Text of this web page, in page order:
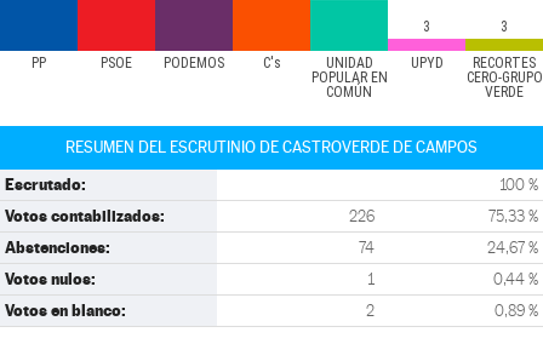
PP PSOE PODEMOS C's
UNIDAD
POPULAR EN
COMÚN
UPYD
RECORTES
CERO-GRUPO
VERDE
3 3
RESUMEN DEL ESCRUTINIO DE CASTROVERDE DE CAMPOS
Escrutado: 100 %
Votos contabilizados: 226 75,33 %
Abstenciones: 74 24,67 %
Votos nulos: 1 0,44 %
Votos en blanco: 2 0,89 %